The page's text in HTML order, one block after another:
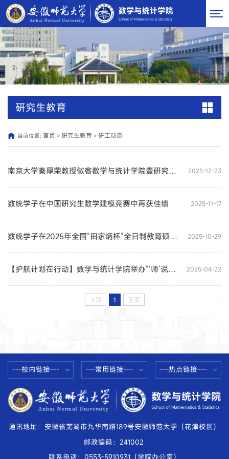
研究生教育
当前位置: 首页 > 研究生教育 > 研工动态
南京大学秦厚荣教授做客数学与统计学院壹研究生大讲堂 2025-12-23
数统学子在中国研究生数学建模竞赛中再获佳绩 2025-11-17
数统学子在2025年全国“田家炳杯”全日制教育硕士教学技能竞赛中获佳绩 2025-10-29
【护航计划在行动】数学与统计学院举办“‘师’说新语”数学专业素养能力提升计划特别活动暨研究生“名师面对面”系列讲座 2025-04-22
上页 1 下页
---校内链接--- ---常用链接--- ---热点链接---
通讯地址：安徽省芜湖市九华南路189号安徽师范大学（花津校区）
邮政编码：241002
联系电话：0553-5910931（学院办公室）